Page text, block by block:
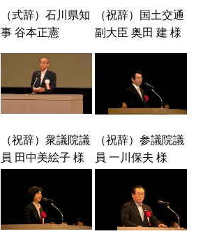
（式辞）石川県知
事 谷本正憲
（祝辞）国土交通
副大臣 奥田 建 様
（祝辞）衆議院議
員 田中美絵子 様
（祝辞）参議院議
員 一川保夫 様